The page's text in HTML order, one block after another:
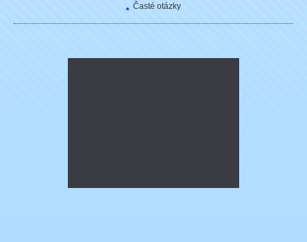
Časté otázky